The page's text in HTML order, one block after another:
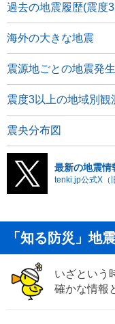
過去の地震履歴(震度
海外の大きな地震
震源地ごとの地震発
震度3以上の地域別観
震央分布図
最新の地震情
tenki.jp公式X（
「知る防災」地震
いざという
確かな情報